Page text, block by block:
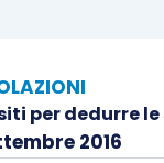
per dedurre
2016